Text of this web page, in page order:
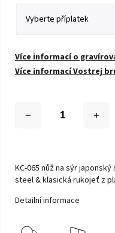
Více informací o
Více informací Vostrej
KC-065 nůž na sýr
steel & klasická rukojeť z
Detailní informace